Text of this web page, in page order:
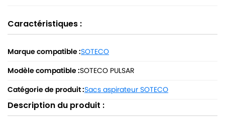
Caractéristiques :
Marque compatible :SOTECO
Modèle compatible :SOTECO PULSAR
Catégorie de produit :Sacs aspirateur SOTECO
Description du produit :